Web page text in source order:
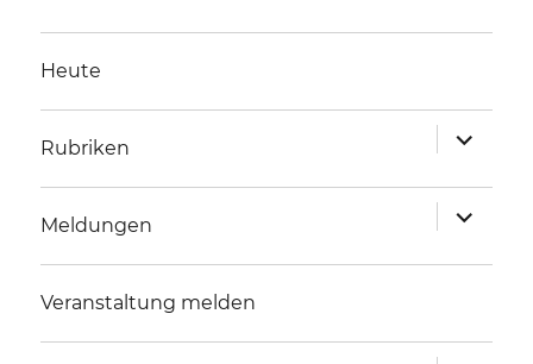
Heute
Rubriken
anzeigen
Meldungen
anzeigen
Veranstaltung melden